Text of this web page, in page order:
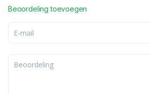
Beoordeling toevoegen